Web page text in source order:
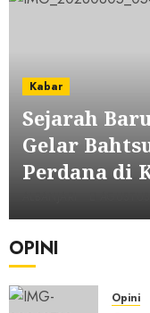
Kabar
Sejarah
Gelar
Perdana di
OPINI
Opini